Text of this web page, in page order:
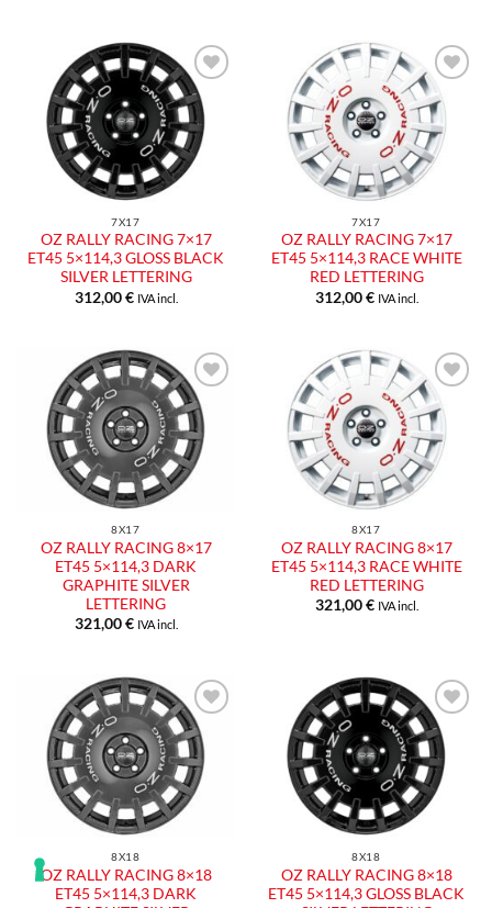
7X17
OZ RALLY RACING 7×17
ET45 5×114,3 GLOSS BLACK
SILVER LETTERING
312,00€ IVA incl.
7X17
OZ RALLY RACING 7×17
ET45 5×114,3 RACE WHITE
RED LETTERING
312,00€ IVA incl.
8X17
OZ RALLY RACING 8×17
ET45 5×114,3 DARK
GRAPHITE SILVER
LETTERING
321,00€ IVA incl.
8X17
OZ RALLY RACING 8×17
ET45 5×114,3 RACE WHITE
RED LETTERING
321,00€ IVA incl.
8X18
OZ RALLY RACING 8×18
ET45 5×114,3 DARK
8X18
OZ RALLY RACING 8×18
ET45 5×114,3 GLOSS BLACK